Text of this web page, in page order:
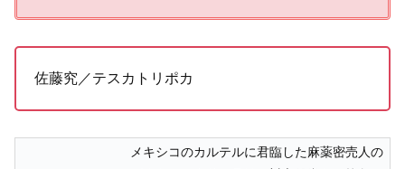
佐藤究／テスカトリポカ
メキシコのカルテルに君臨した麻薬密売人の